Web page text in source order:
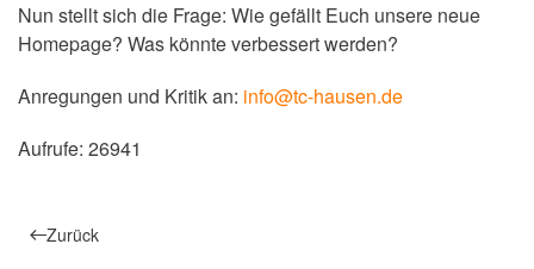
Nun stellt sich die Frage: Wie gefällt Euch unsere neue
Homepage? Was könnte verbessert werden?
Anregungen und Kritik an: info@tc-hausen.de
Aufrufe: 26941
Zurück